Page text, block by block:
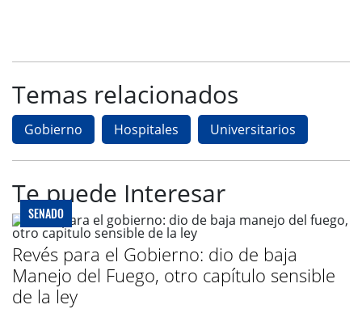
Temas relacionados
Gobierno Hospitales Universitarios
Te puede Interesar
SENADO
Revés para el Gobierno: dio de baja
Manejo del Fuego, otro capítulo sensible
de la ley